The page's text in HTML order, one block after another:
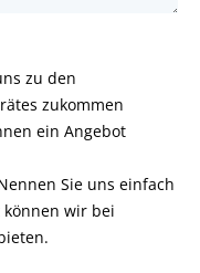
zu den
zukommen
ein Angebot
Sie uns einfach
wir bei